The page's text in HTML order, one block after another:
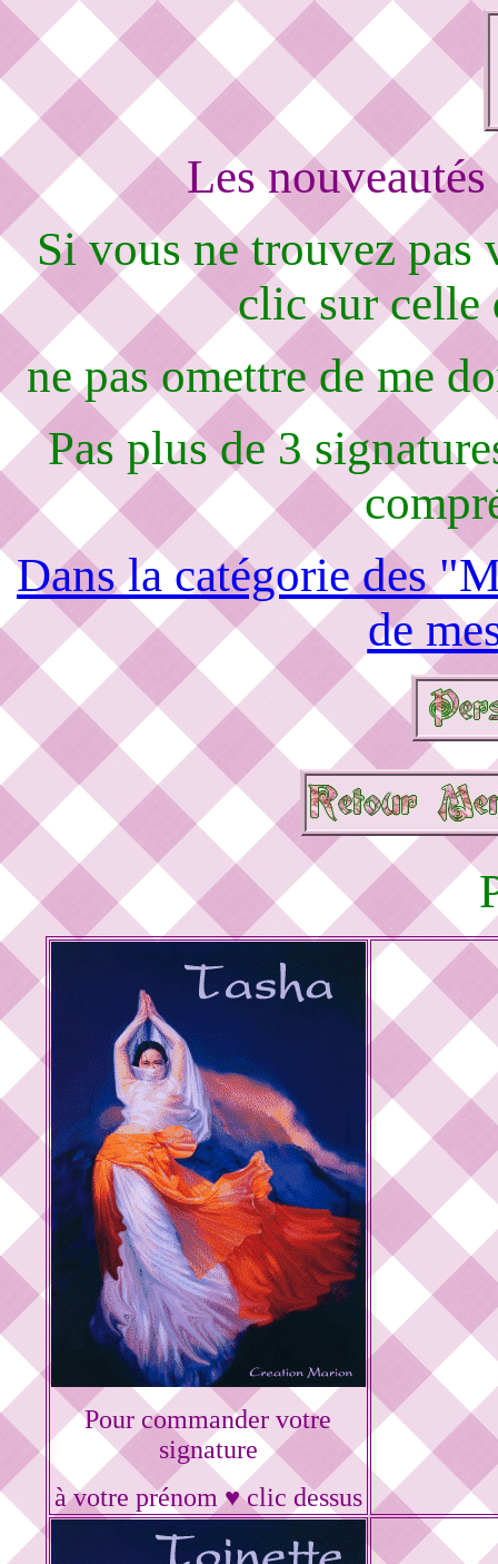
Les
Si vous ne trouvez pas
clic sur celle
ne pas omettre de me
Pas plus de 3
Dans la catégorie des
de
Pour commander votre
signature
à votre prénom ♥ clic dessus